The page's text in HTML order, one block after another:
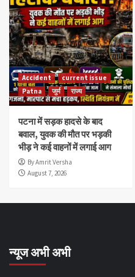
Accident
current issue
Patna
जुर्म राज्य
पटना में सड़क हादसे के बाद
बवाल, युवक की मौत पर भड़की
भीड़ ने कई वाहनों में लगाई आग
By Amrit Versha
August 7, 2026
न्यूज अभी अभी